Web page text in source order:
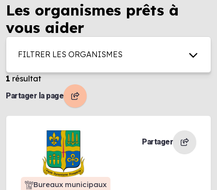
Les organismes prêts à
vous aider
FILTRER LES ORGANISMES
1 résultat
Partager la page
Partager
Bureaux municipaux